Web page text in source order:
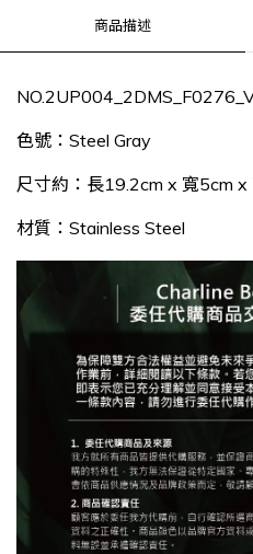
商品描述
NO.
色號：Steel Gray
尺寸約：長19.2cm x 寬5cm x
材質：Stainless Steel